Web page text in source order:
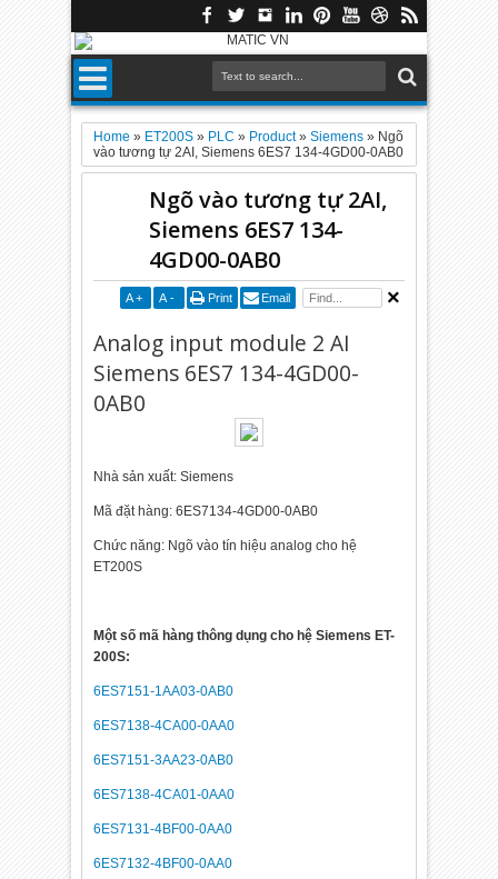
Home » ET200S » PLC » Product»Siemens » Ngõ
vào tương tự 2AI, Siemens 6ES7 134-4GD00-0AB0
Ngõ vào tương tự 2AI,
Siemens 6ES7 134-
4GD00-0AB0
A + A - Print Email
Analog input module 2 AI
Siemens 6ES7 134-4GD00-
0AB0
Nhà sản xuất: Siemens
Mã đặt hàng: 6ES7134-4GD00-0AB0
Chức năng: Ngõ vào tín hiệu analog cho hệ
ET200S
Một số mã hàng thông dụng cho hệ Siemens ET-
200S:
6ES7151-1AA03-0AB0
6ES7138-4CA00-0AA0
6ES7151-3AA23-0AB0
6ES7138-4CA01-0AA0
6ES7131-4BF00-0AA0
6ES7132-4BF00-0AA0